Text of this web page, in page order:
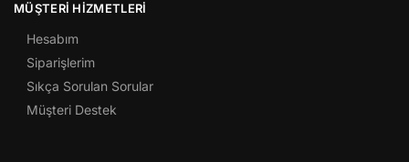
MÜŞTERI HIZMETLERI
Hesabım
Siparişlerim
Sıkça Sorulan Sorular
Müşteri Destek